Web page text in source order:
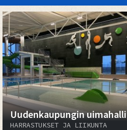
Uudenkaupungin uimahalli
HARRASTUKSET JA LIIKUNTA